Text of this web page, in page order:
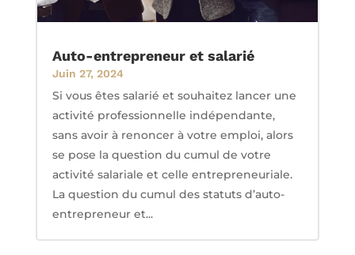
Auto-entrepreneur et salarié
Juin 27, 2024
Si vous êtes salarié et souhaitez lancer une
activité professionnelle indépendante,
sans avoir à renoncer à votre emploi, alors
se pose la question du cumul de votre
activité salariale et celle entrepreneuriale.
La question du cumul des statuts d’auto-
entrepreneur et...